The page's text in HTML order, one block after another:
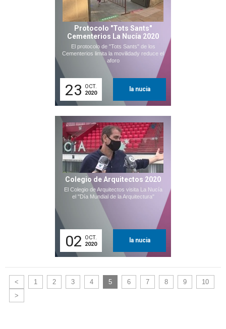
Protocolo "Tots Sants"
Cementerios La Nucía 2020
El protocolo de "Tots Sants" de los
Cementerios limita la movilidady reduce el
aforo
23
OCT.
2020
la nucia
Colegio de Arquitectos 2020
El Colegio de Arquitectos visita La Nucía
el "Día Mundial de la Arquitectura"
02
OCT.
2020
la nucia
< 1 2 3 4 5 6 7 8 9
10
>